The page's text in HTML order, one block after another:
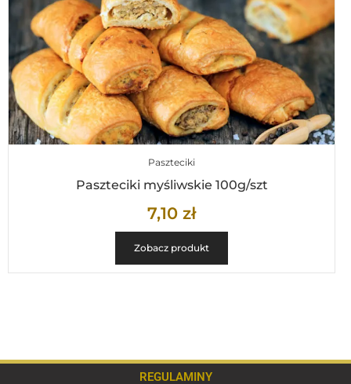
Paszteciki
Paszteciki myśliwskie 100g/szt
7,10 zł
Zobacz produkt
REGULAMINY